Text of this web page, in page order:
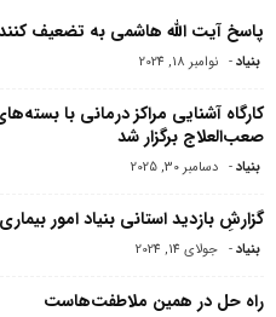
پاسخ آیت الله هاشمی به تضعیف
بنیاد- نوامبر 18, 2024
کارگاه آشنایی مراکز درمانی با
صعب‌العلاج برگزار شد
بنیاد- دسامبر 30, 2025
گزارشِ بازدید استانی بنیاد امور
بنیاد- جولای 14, 2024
راه حل در همین ملاطفت‌هاست